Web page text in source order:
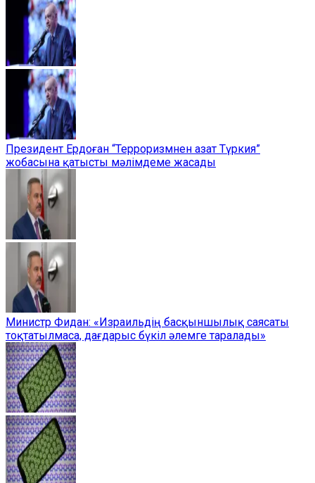
Президент Ердоған “Терроризмнен азат Түркия”
жобасына қатысты мәлімдеме жасады
Министр Фидан: «Израильдің басқыншылық саясаты
тоқтатылмаса, дағдарыс бүкіл әлемге таралады»